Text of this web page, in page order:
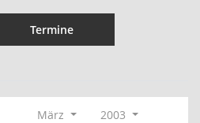
Termine
März
2003